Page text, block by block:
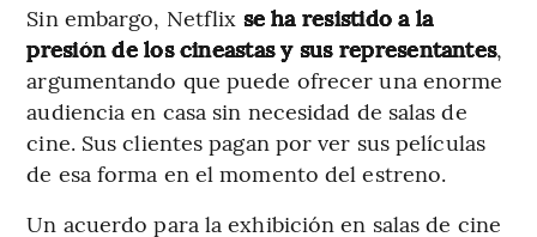
Sin embargo, Netflix se ha resistido a la
presión de los cineastas y sus representantes,
argumentando que puede ofrecer una enorme
audiencia en casa sin necesidad de salas de
cine. Sus clientes pagan por ver sus películas
de esa forma en el momento del estreno.
Un acuerdo para la exhibición en salas de cine